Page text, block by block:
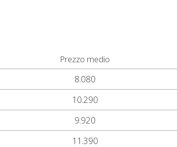
Prezzo medio
8.080
10.290
9.920
11.390